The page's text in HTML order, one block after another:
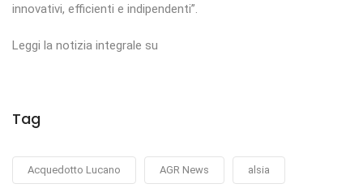
innovativi, efficienti e indipendenti”.
Leggi la notizia integrale su
Tag
Acquedotto Lucano AGR News alsia